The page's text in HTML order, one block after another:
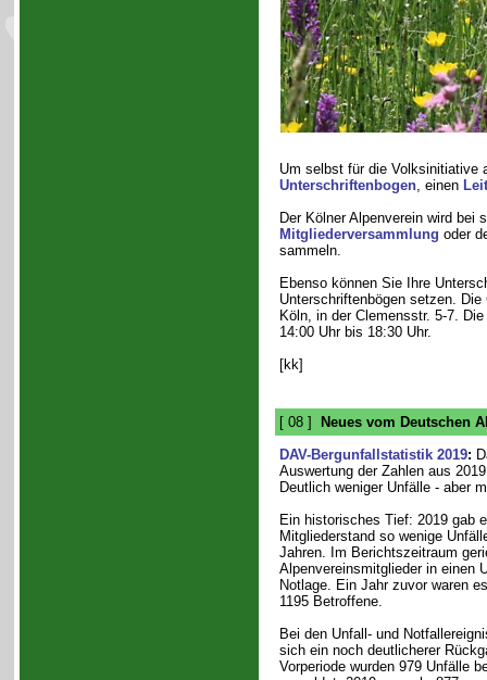
Um selbst für die Volksinitiative
Unterschriftenbogen, einen
Der Kölner Alpenverein wird bei
Mitgliederversammlung oder
sammeln.
Ebenso können Sie Ihre
Unterschriftenbögen setzen.
Köln, in der Clemensstr. 5-7.
14:00 Uhr bis 18:30 Uhr.
[kk]
[ 08 ]
Neues vom Deutschen
DAV-Bergunfallstatistik 2019:
Auswertung der Zahlen aus
Deutlich weniger Unfälle - aber
Ein historisches Tief: 2019 gab
Mitgliederstand so wenige
Jahren. Im Berichtszeitraum
Alpenvereinsmitglieder in einen
Notlage. Ein Jahr zuvor waren
1195 Betroffene.
Bei den Unfall- und
sich ein noch deutlicherer
Vorperiode wurden 979 Unfälle